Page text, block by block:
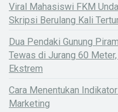
Viral Mahasiswi FKM
Skripsi Berulang Kali
Dua Pendaki Gunung
Tewas di Jurang 60
Ekstrem
Cara Menentukan
Marketing